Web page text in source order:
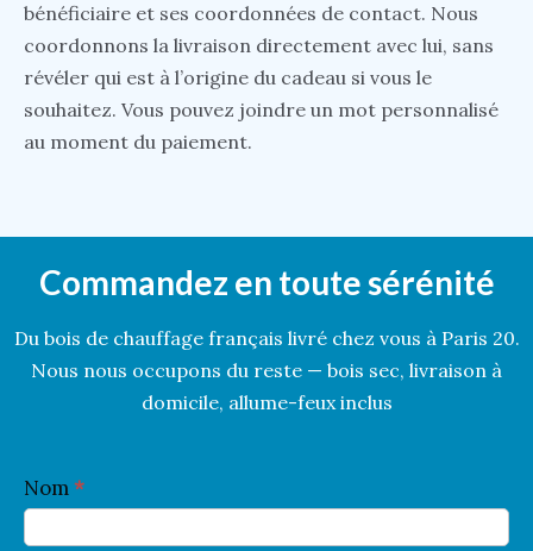
bénéficiaire et ses coordonnées de contact. Nous
coordonnons la livraison directement avec lui, sans
révéler qui est à l’origine du cadeau si vous le
souhaitez. Vous pouvez joindre un mot personnalisé
au moment du paiement.
Commandez en toute sérénité
Du bois de chauffage français livré chez vous à Paris 20.
Nous nous occupons du reste — bois sec, livraison à
domicile, allume-feux inclus
C
o
Nom*